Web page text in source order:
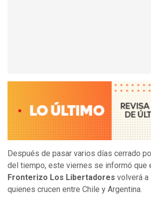
Después de pasar varios días cerrado
del tiempo, este viernes se informó que
Fronterizo Los Libertadores volverá a
quienes crucen entre Chile y Argentina.